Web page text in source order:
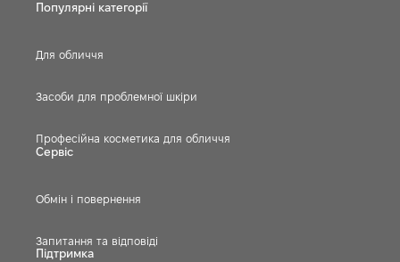
Популярні категорії
Для обличчя
Засоби для проблемної шкіри
Професійна косметика для обличчя
Сервіс
Обмін і повернення
Запитання та відповіді
Підтримка